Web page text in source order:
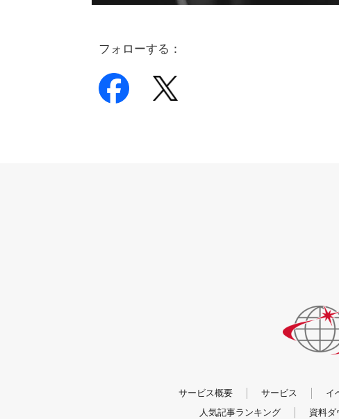
フォローする：
サービス概要 サービス イ
人気記事ランキング
資料ダ